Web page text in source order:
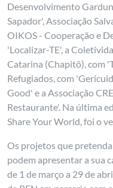
Desenvolvimento
Sapador', Associação
OIKOS - Cooperação e
'Localizar-TE', a
Catarina (Chapitô), com
Refugiados, com
Good' e a Associação
Restaurante'. Na última
Share Your World, foi o
Os projetos que
podem apresentar a sua
de 1 de março a 29 de